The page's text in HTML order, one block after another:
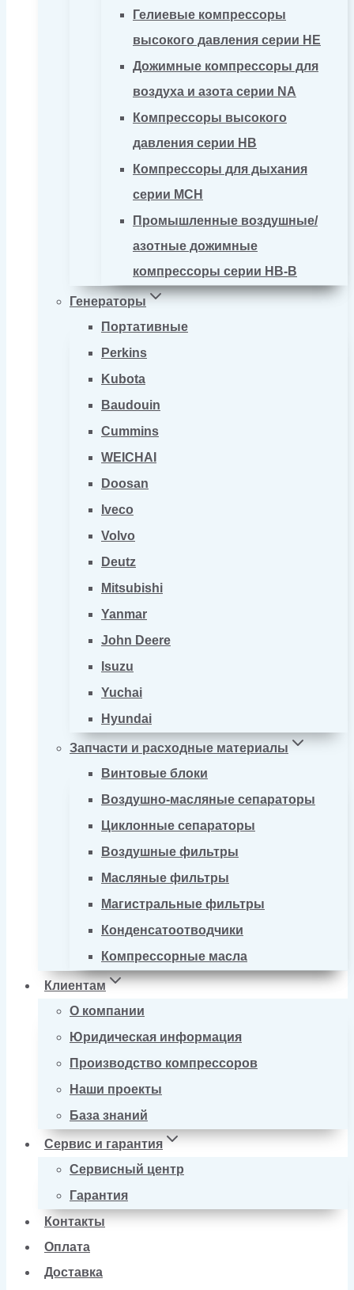
Гелиевые компрессоры
высокого давления серии HE
Дожимные компрессоры для
воздуха и азота серии NA
Компрессоры высокого
давления серии HB
Компрессоры для дыхания
серии MCH
Промышленные воздушные/
азотные дожимные
компрессоры серии HB-B
Генераторы
Портативные
Perkins
Kubota
Baudouin
Cummins
WEICHAI
Doosan
Iveco
Volvo
Deutz
Mitsubishi
Yanmar
John Deere
Isuzu
Yuchai
Hyundai
Запчасти и расходные материалы
Винтовые блоки
Воздушно-масляные сепараторы
Циклонные сепараторы
Воздушные фильтры
Масляные фильтры
Магистральные фильтры
Конденсатоотводчики
Компрессорные масла
Клиентам
О компании
Юридическая информация
Производство компрессоров
Наши проекты
База знаний
Сервис и гарантия
Сервисный центр
Гарантия
Контакты
Оплата
Доставка